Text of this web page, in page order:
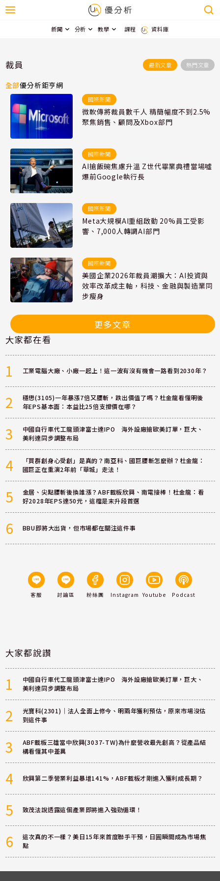
新聞 分析 教學 課程 資料庫
裁員 最新文章 熱門文章
全部優分析鉅亨網
國際新聞
微軟傳將裁員數千人 精簡幅度不到2.5%
聚焦銷售、顧問及Xbox部門
國際新聞
AI搶飯碗焦慮升溫 Z世代畢業典禮當場噓
爆前Google執行長
國際新聞
Meta大規模AI重組啟動 20%員工受影
響、7,000人轉調AI部門
國際新聞
美國企業2026年裁員潮擴大：AI投資與
效率改革成主軸，科技、金融與製造業同
步瘦身
更多文章
大家都在看
1 工業電腦大廠、小廠一起上！這一波有沒有機會一路看到2030年？
2
穩懋(3105)一年暴漲7倍又腰斬，跌出價值了嗎？杜金龍看懂明後
年EPS基本面：本益比25倍支撐價在哪？
3
中國自行車代工龍頭津富士達IPO 海外設廠搶歐美訂單，巨大、
美利達同步調整布局
4
「買群創身心受創」是真的？南亞科、國巨腰斬怎麼辦？杜金龍：
國巨正在重演2年前「華城」走法！
5
金居、尖點腰斬後換誰漲？ABF載板欣興、南電接棒！杜金龍：看
好2028年EPS達50元，這檔是末升段首選
6 BBU即將大出貨，但市場都在關注這件事
客服 討論區 粉絲團 Instagram Youtube Podcast
大家都說讚
1
中國自行車代工龍頭津富士達IPO 海外設廠搶歐美訂單，巨大、
美利達同步調整布局
2
光寶科(2301)｜法人全面上修今、明兩年獲利預估，原來市場沒估
到這件事
3
ABF載板三雄當中欣興(3037-TW)為什麼營收最先創高？從產品結
構看懂其中差異
4 欣興第二季營業利益暴增141%，ABF載板才剛進入獲利成長期？
5 致茂法說透露這個產業即將進入強勁循環！
6
這次真的不一樣？美日15年來首度聯手干預，日圓瞬間成為市場焦
點